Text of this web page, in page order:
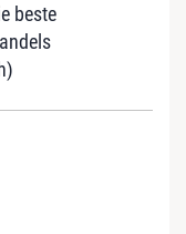
beste